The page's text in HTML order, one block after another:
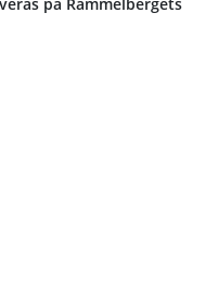
på Rammelbergets